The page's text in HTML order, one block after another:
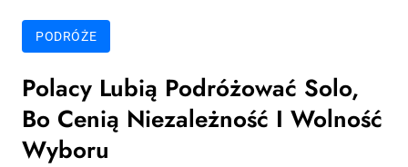
PODRÓŻE
Polacy Lubią Podróżować Solo,
Bo Cenią Niezależność I Wolność
Wyboru